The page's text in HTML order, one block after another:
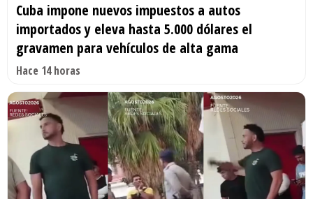
Cuba impone nuevos impuestos a autos
importados y eleva hasta 5.000 dólares el
gravamen para vehículos de alta gama
Hace 14 horas